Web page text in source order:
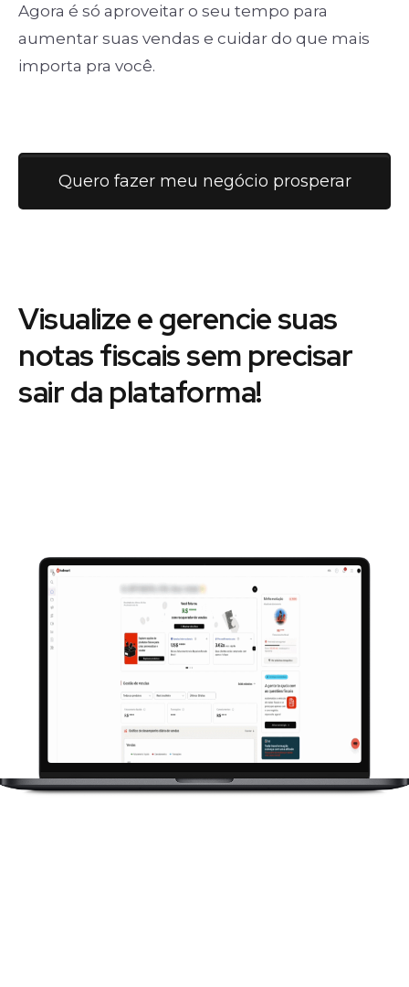
Agora é só aproveitar o seu tempo para
aumentar suas vendas e cuidar do que mais
importa pra você.
Quero fazer meu negócio prosperar
Visualize e gerencie suas
notas fiscais sem precisar
sair da plataforma!